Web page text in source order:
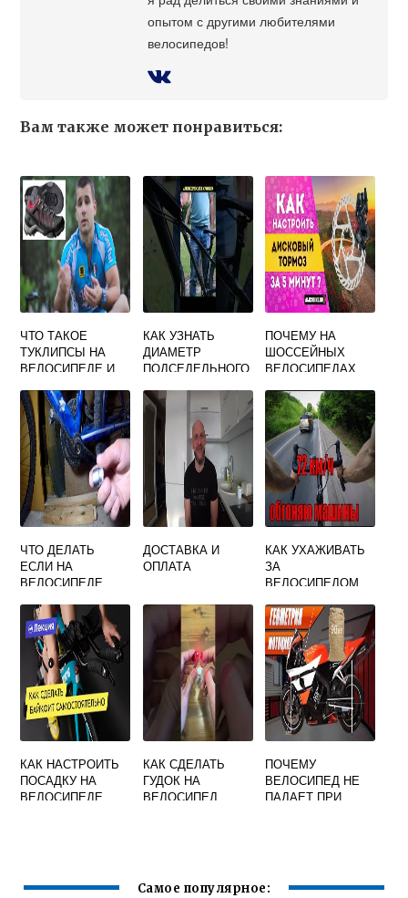
опытом с другими любителями
велосипедов!
Вам также может понравиться:
ЧТО ТАКОЕ
ТУКЛИПСЫ НА
ВЕЛОСИПЕДЕ И
КАК УЗНАТЬ
ДИАМЕТР
ПОДСЕДЕЛЬНОГО
ВЕЛОСИПЕДЕ
ПОЧЕМУ НА
ШОССЕЙНЫХ
ВЕЛОСИПЕДАХ
ДИСКОВЫЕ
ТОРМОЗА
ЧТО ДЕЛАТЬ
ЕСЛИ НА
ВЕЛОСИПЕДЕ
ПЕДАЛЬ
ДОСТАВКА И
ОПЛАТА
КАК УХАЖИВАТЬ
ЗА
ВЕЛОСИПЕДОМ
КАК НАСТРОИТЬ
ПОСАДКУ НА
ВЕЛОСИПЕДЕ
КАК СДЕЛАТЬ
ГУДОК НА
ВЕЛОСИПЕД
ПОЧЕМУ
ВЕЛОСИПЕД НЕ
ПАДАЕТ ПРИ
Самое популярное: